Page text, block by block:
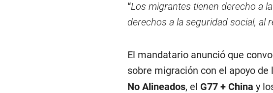
“Los migrantes tienen derecho a
derechos a la seguridad social, al
El mandatario anunció que
sobre migración con el apoyo
No Alineados, el G77 + China y